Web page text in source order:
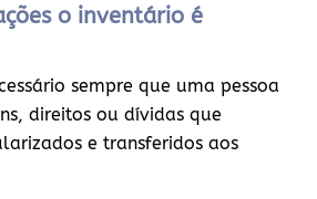
o inventário é
sempre que uma pessoa
direitos ou dívidas que
e transferidos aos